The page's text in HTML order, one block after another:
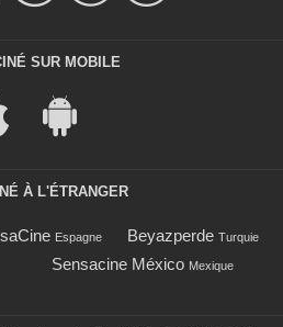
SUR MOBILE
À L'ÉTRANGER
Espagne Beyazperde Turquie
Sensacine México Mexique